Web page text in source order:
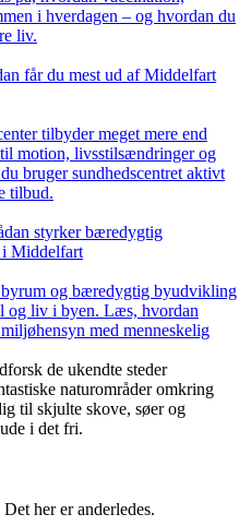
i hverdagen – og hvordan du
liv.
får du mest ud af Middelfart
tilbyder meget mere end
motion, livsstilsændringer og
bruger sundhedscentret aktivt
tilbud.
styrker bæredygtig
Middelfart
og bæredygtig byudvikling
og liv i byen. Læs, hvordan
med menneskelig
de ukendte steder
naturområder omkring
til skjulte skove, søer og
i det fri.
her er anderledes.